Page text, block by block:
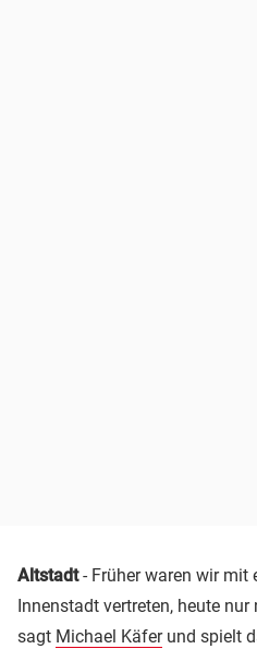
Altstadt- Früher waren wir mit
Innenstadt vertreten, heute
sagt Michael Käferund spielt